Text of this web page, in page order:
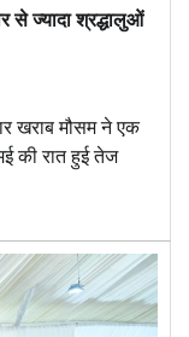
से ज्यादा श्रद्धालुओं
खराब मौसम ने एक
की रात हुई तेज